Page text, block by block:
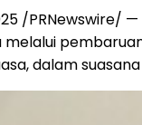
/PRNewswire/
dalam